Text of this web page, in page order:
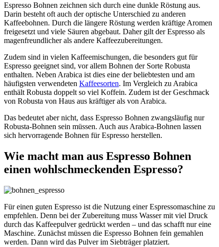
Espresso Bohnen zeichnen sich durch eine dunkle Röstung aus.
Darin besteht oft auch der optische Unterschied zu anderen
Kaffeebohnen. Durch die längere Röstung werden kräftige Aromen
freigesetzt und viele Säuren abgebaut. Daher gilt der Espresso als
magenfreundlicher als andere Kaffeezubereitungen.
Zudem sind in vielen Kaffeemischungen, die besonders gut für
Espresso geeignet sind, vor allem Bohnen der Sorte Robusta
enthalten. Neben Arabica ist dies eine der beliebtesten und am
häufigsten verwendeten Kaffeesorten. Im Vergleich zu Arabica
enthält Robusta doppelt so viel Koffein. Zudem ist der Geschmack
von Robusta von Haus aus kräftiger als von Arabica.
Das bedeutet aber nicht, dass Espresso Bohnen zwangsläufig nur
Robusta-Bohnen sein müssen. Auch aus Arabica-Bohnen lassen
sich hervorragende Bohnen für Espresso herstellen.
Wie macht man aus Espresso Bohnen
einen wohlschmeckenden Espresso?
Für einen guten Espresso ist die Nutzung einer Espressomaschine zu
empfehlen. Denn bei der Zubereitung muss Wasser mit viel Druck
durch das Kaffeepulver gedrückt werden – und das schafft nur eine
Maschine. Zunächst müssen die Espresso Bohnen fein gemahlen
werden. Dann wird das Pulver im Siebträger platziert.